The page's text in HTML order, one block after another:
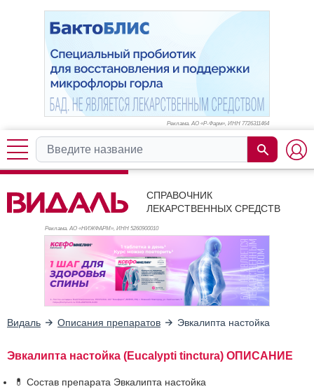
Реклама. АО «Р-Фарм», ИНН 7726311464
СПРАВОЧНИК
ЛЕКАРСТВЕННЫХ СРЕДСТВ
Реклама. АО «НИЖФАРМ», ИНН 5260900010
Видаль Описания препаратов Эвкалипта настойка
Эвкалипта настойка (Eucalypti tinctura) ОПИСАНИЕ
💊 Состав препарата Эвкалипта настойка